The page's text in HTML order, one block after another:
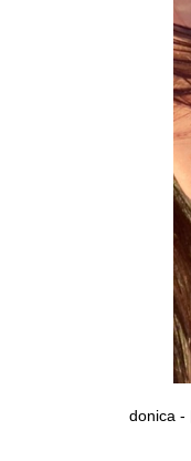
donica -